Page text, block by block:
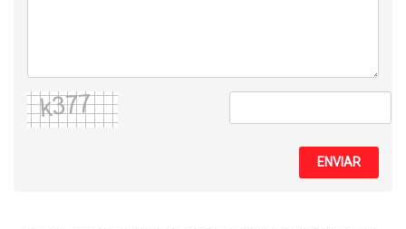
ENVIAR